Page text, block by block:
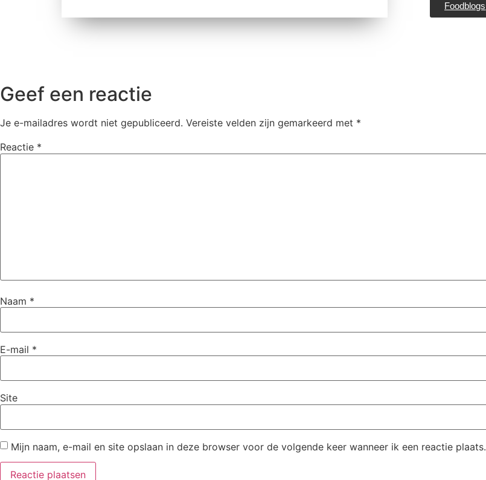
Foodblogs
Geef een reactie
Je e-mailadres wordt niet gepubliceerd. Vereiste velden zijn gemarkeerd met *
Reactie *
Naam *
E-mail *
Site
Mijn naam, e-mail en site opslaan in deze browser voor de volgende keer wanneer ik een reactie plaats.